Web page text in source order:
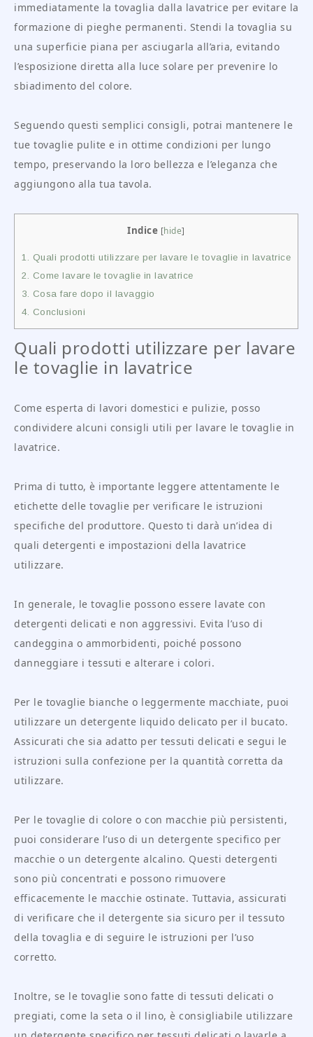
immediatamente la tovaglia dalla lavatrice per evitare la
formazione di pieghe permanenti. Stendi la tovaglia su
una superficie piana per asciugarla all’aria, evitando
l’esposizione diretta alla luce solare per prevenire lo
sbiadimento del colore.
Seguendo questi semplici consigli, potrai mantenere le
tue tovaglie pulite e in ottime condizioni per lungo
tempo, preservando la loro bellezza e l’eleganza che
aggiungono alla tua tavola.
Indice [hide]
1. Quali prodotti utilizzare per lavare le tovaglie in lavatrice
2. Come lavare le tovaglie in lavatrice
3. Cosa fare dopo il lavaggio
4. Conclusioni
Quali prodotti utilizzare per lavare
le tovaglie in lavatrice
Come esperta di lavori domestici e pulizie, posso
condividere alcuni consigli utili per lavare le tovaglie in
lavatrice.
Prima di tutto, è importante leggere attentamente le
etichette delle tovaglie per verificare le istruzioni
specifiche del produttore. Questo ti darà un’idea di
quali detergenti e impostazioni della lavatrice
utilizzare.
In generale, le tovaglie possono essere lavate con
detergenti delicati e non aggressivi. Evita l’uso di
candeggina o ammorbidenti, poiché possono
danneggiare i tessuti e alterare i colori.
Per le tovaglie bianche o leggermente macchiate, puoi
utilizzare un detergente liquido delicato per il bucato.
Assicurati che sia adatto per tessuti delicati e segui le
istruzioni sulla confezione per la quantità corretta da
utilizzare.
Per le tovaglie di colore o con macchie più persistenti,
puoi considerare l’uso di un detergente specifico per
macchie o un detergente alcalino. Questi detergenti
sono più concentrati e possono rimuovere
efficacemente le macchie ostinate. Tuttavia, assicurati
di verificare che il detergente sia sicuro per il tessuto
della tovaglia e di seguire le istruzioni per l’uso
corretto.
Inoltre, se le tovaglie sono fatte di tessuti delicati o
pregiati, come la seta o il lino, è consigliabile utilizzare